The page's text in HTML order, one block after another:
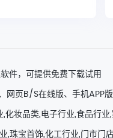
件，可提供免费下载试用
网页B/S在线版、手机APP版
妆品类,电子行业,食品行业
,珠宝首饰,化工行业,门市门